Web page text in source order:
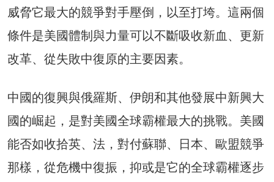
威脅它最大的競爭對手壓倒，以至打垮。這兩個
條件是美國體制與力量可以不斷吸收新血、更新
改革、從失敗中復原的主要因素。
中國的復興與俄羅斯、伊朗和其他發展中新興大
國的崛起，是對美國全球霸權最大的挑戰。美國
能否如收拾英、法，對付蘇聯、日本、歐盟競爭
那樣，從危機中復振，抑或是它的全球霸權逐步